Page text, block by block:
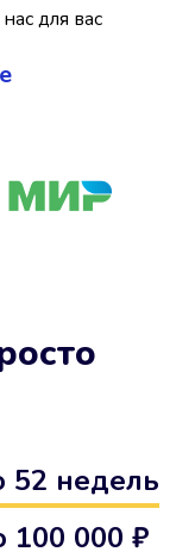
для вас
52 недель
100 000 ₽